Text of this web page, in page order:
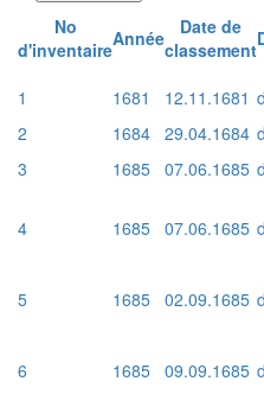
No
d'inventaireAnnée
Date de
classement
1
1681 12.11.1681
2
1684 29.04.1684
3
1685 07.06.1685
4 1685 07.06.1685
5 1685 02.09.1685
6 1685 09.09.1685